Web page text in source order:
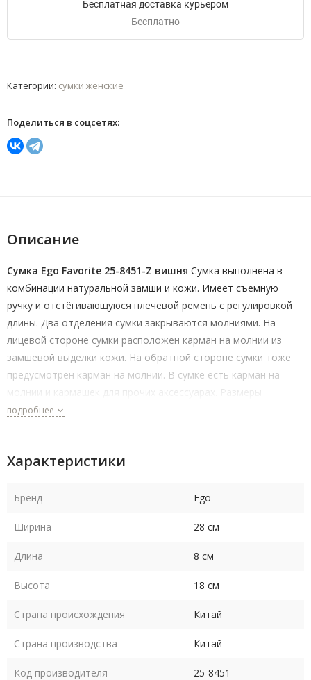
Бесплатная доставка курьером
Бесплатно
Категории: сумки женские
Поделиться в соцсетях:
Описание
Сумка Ego Favorite 25-8451-Z вишня Сумка выполнена в
комбинации натуральной замши и кожи. Имеет съемную
ручку и отстёгивающуюся плечевой ремень с регулировкой
длины. Два отделения сумки закрываются молниями. На
лицевой стороне сумки расположен карман на молнии из
замшевой выделки кожи. На обратной стороне сумки тоже
предусмотрен карман на молнии. В сумке есть карман на
молнии и кармашек для прочих аксессуарах. Размеры
28х17х10см
подробнее
Характеристики
Бренд Ego
Ширина 28 см
Длина 8 см
Высота 18 см
Страна происхождения Китай
Страна производства Китай
Код производителя 25-8451